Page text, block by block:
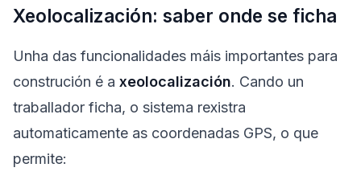
Xeolocalización: saber onde se ficha
Unha das funcionalidades máis importantes para
construción é a xeolocalización. Cando un
traballador ficha, o sistema rexistra
automaticamente as coordenadas GPS, o que
permite: